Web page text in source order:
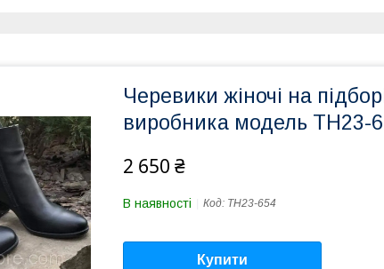
Черевики жіночі на
виробника модель ТН23-
2 650 ₴
В наявності Код: ТН23-654
Купити